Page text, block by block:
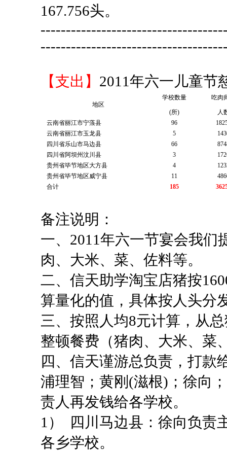
167.756头。
【支出】 2011年六一儿童节
地区
学校数量
(所)
吃肉
人
云南省丽江市宁蒗县
96
云南省丽江市玉龙县
5
四川省乐山市马边县
66
四川省阿坝州汶川县
3
贵州省毕节地区大方县
4
贵州省毕节地区威宁县
11
合计
185
备注说明：
一、 2011年六一节宴会我们
肉、大米、菜、佐料等。
二、 信天助学淘宝店猪按
算量化的值，具体按人头分
三、 按照人均8元计算，从
整顿餐费（猪肉、大米、菜
四、 信天谨游总负责，打款
浦理智；黄刚 (滋根) ；徐向
责人再发钱给各学校。
1） 四川马边县：徐向负责
各乡学校。